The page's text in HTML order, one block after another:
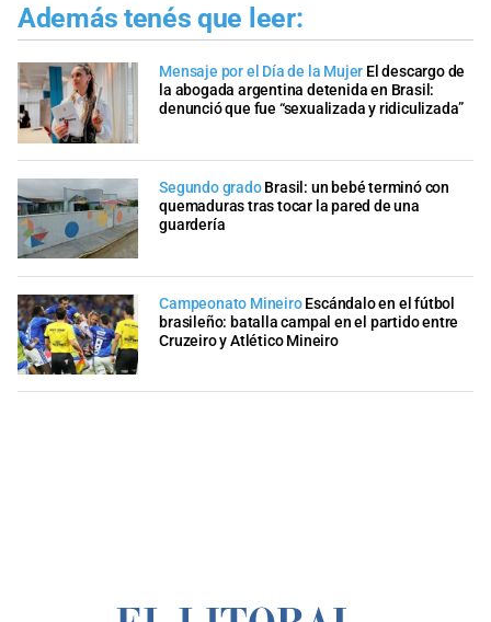
Además tenés que leer:
Mensaje por el Día de la Mujer El descargo de
la abogada argentina detenida en Brasil:
denunció que fue “sexualizada y ridiculizada”
Segundo grado Brasil: un bebé terminó con
quemaduras tras tocar la pared de una
guardería
Campeonato Mineiro Escándalo en el fútbol
brasileño: batalla campal en el partido entre
Cruzeiro y Atlético Mineiro